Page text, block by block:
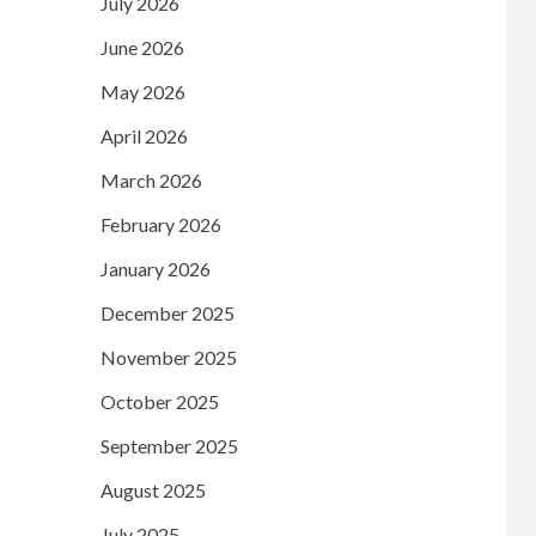
June 2026
May 2026
April 2026
March 2026
February 2026
January 2026
December 2025
November 2025
October 2025
September 2025
August 2025